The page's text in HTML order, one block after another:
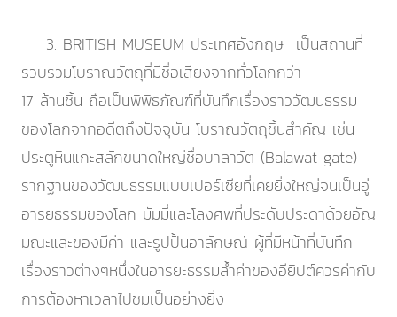
3. BRITISH MUSEUM ประเทศอังกฤษ เป็นสถานที่
รวบรวมโบราณวัตถุที่มีชื่อเสียงจากทั่วโลกกว่า
17 ล้านชิ้น ถือเป็นพิพิธภัณฑ์ที่บันทึกเรื่องราววัฒนธรรม
ของโลกจากอดีตถึงปัจจุบัน โบราณวัตถุชิ้นสำคัญ เช่น
ประตูหินแกะสลักขนาดใหญ่ชื่อบาลาวัต (Balawat gate)
รากฐานของวัฒนธรรมแบบเปอร์เซียที่เคยยิ่งใหญ่จนเป็นอู่
อารยธรรมของโลก มัมมี่และโลงศพที่ประดับประดาด้วยอัญ
มณะและของมีค่า และรูปปั้นอาลักษณ์ ผู้ที่มีหน้าที่บันทึก
เรื่องราวต่างๆหนึ่งในอารยะธรรมล้ำค่าของอียิปต์ควรค่ากับ
การต้องหาเวลาไปชมเป็นอย่างยิ่ง